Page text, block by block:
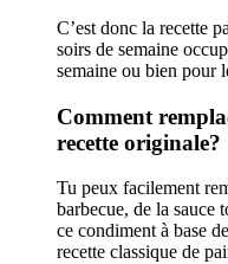
C’est donc la recette
soirs de semaine
semaine ou bien pour
Comment
recette originale?
Tu peux facilement
barbecue, de la sauce
ce condiment à base
recette classique de